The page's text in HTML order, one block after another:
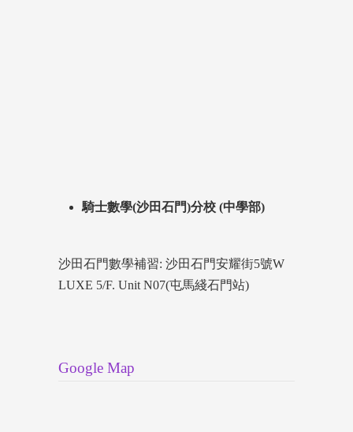
騎士數學(沙田石門)分校 (中學部)
沙田石門數學補習: 沙田石門安耀街5號W
LUXE 5/F. Unit N07(屯馬綫石門站)
Google Map